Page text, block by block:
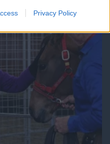
Privacy Policy